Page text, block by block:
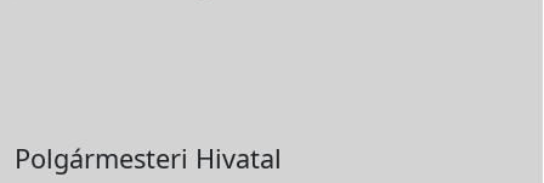
Polgármesteri Hivatal